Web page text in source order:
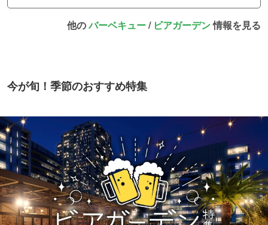
他のバーベキュー/ ビアガーデン情報を見る
今が旬！季節のおすすめ特集